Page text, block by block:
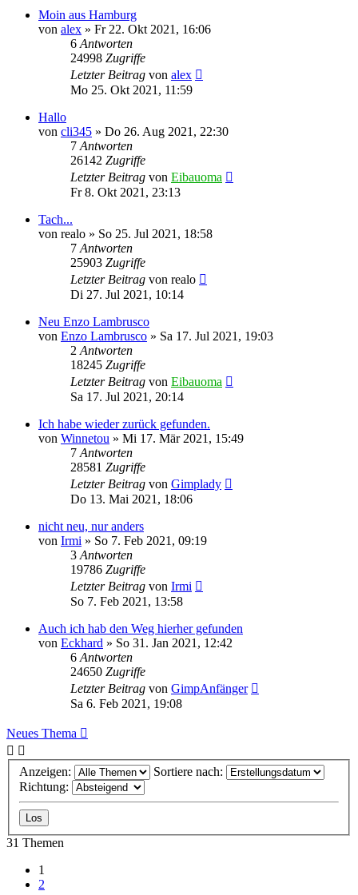
Moin aus Hamburg
von alex » Fr 22. Okt 2021, 16:06
6 Antworten
24998 Zugriffe
Letzter Beitrag von alex
Mo 25. Okt 2021, 11:59
Hallo
von cli345 » Do 26. Aug 2021, 22:30
7 Antworten
26142 Zugriffe
Letzter Beitrag von Eibauoma
Fr 8. Okt 2021, 23:13
Tach...
von realo » So 25. Jul 2021, 18:58
7 Antworten
25903 Zugriffe
Letzter Beitrag von realo
Di 27. Jul 2021, 10:14
Neu Enzo Lambrusco
von Enzo Lambrusco » Sa 17. Jul 2021, 19:03
2 Antworten
18245 Zugriffe
Letzter Beitrag von Eibauoma
Sa 17. Jul 2021, 20:14
Ich habe wieder zurück gefunden.
von Winnetou » Mi 17. Mär 2021, 15:49
7 Antworten
28581 Zugriffe
Letzter Beitrag von Gimplady
Do 13. Mai 2021, 18:06
nicht neu, nur anders
von Irmi » So 7. Feb 2021, 09:19
3 Antworten
19786 Zugriffe
Letzter Beitrag von Irmi
So 7. Feb 2021, 13:58
Auch ich hab den Weg hierher gefunden
von Eckhard » So 31. Jan 2021, 12:42
6 Antworten
24650 Zugriffe
Letzter Beitrag von GimpAnfänger
Sa 6. Feb 2021, 19:08
Neues Thema
Anzeigen:
Sortiere nach:
Richtung:
31 Themen
1
2